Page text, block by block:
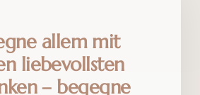
allem mit
liebevollsten
– begegne